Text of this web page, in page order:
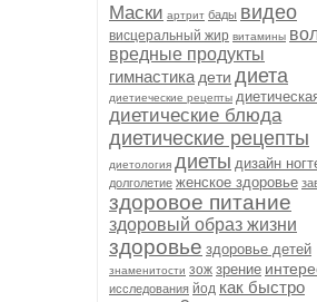
Маски артрит бады видео
висцеральный жир витамины
вредные продукты
гимнастика дети диета
диетиеческие рецепты
диетические блюда
диетические рецепты
диетология диеты дизайн
долголетие женское здоровье
здоровое питание
здоровый образ жизни
здоровье здоровье детей
знаменитости зож зрение
исследования йод как быстро